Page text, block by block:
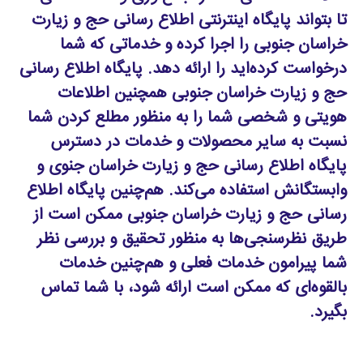
تا بتواند پایگاه اینترنتی اطلاع رسانی حج و زیارت
خراسان جنوبی را اجرا کرده و خدماتی که شما
درخواست کرده‌اید را ارائه دهد. پایگاه اطلاع رسانی
حج و زیارت خراسان جنوبی همچنین اطلاعات
هویتی و شخصی شما را به منظور مطلع کردن شما
نسبت به سایر محصولات و خدمات در دسترس
پایگاه اطلاع رسانی حج و زیارت خراسان جنوی و
وابستگانش استفاده می‌کند. هم‌چنین پایگاه اطلاع
رسانی حج و زیارت خراسان جنوبی ممکن است از
طریق نظرسنجی‌ها به منظور تحقیق و بررسی نظر
شما پیرامون خدمات فعلی و هم‌چنین خدمات
بالقوه‌ای که ممکن است ارائه شود، با شما تماس
بگیرد.